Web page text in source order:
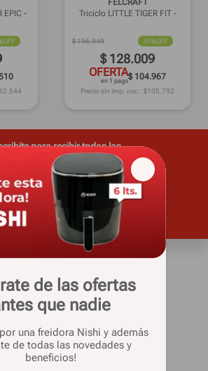
de las ofertas
que nadie
una freidora Nishi y además
de todas las novedades y
beneficios!
EPIC -
OFF
Triciclo LITTLE TIGER FIT -
$196.949 35%OFF
$ 128.009
OFERTA
en 1 pago$ 104.967
Precio sin imp. nac.: $105.792
para recibir todas las
novedades y ofertas
Quienes somos
Sucursales
Venta telefónica